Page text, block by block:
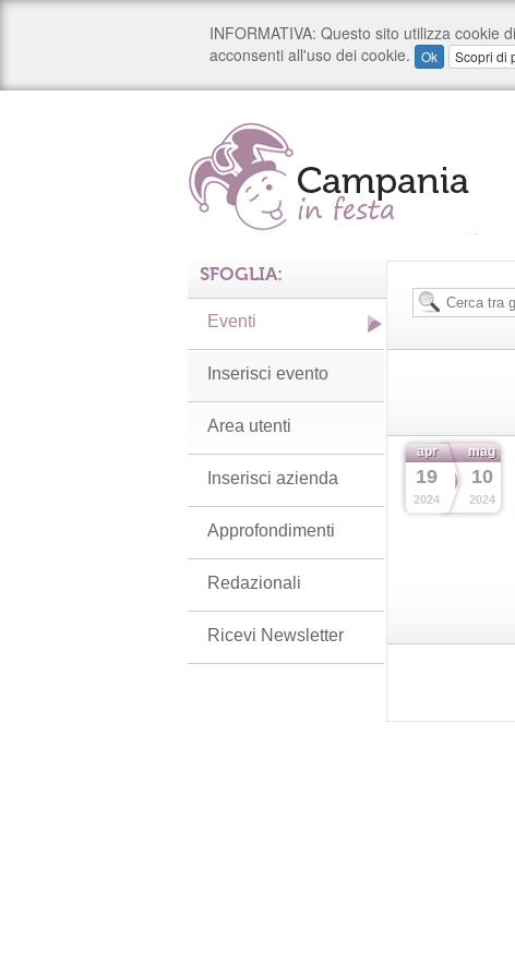
apr
19
2024
mag
10
2024
SFOGLIA:
Eventi
Inserisci evento
Area utenti
Inserisci azienda
Approfondimenti
Redazionali
Ricevi Newsletter